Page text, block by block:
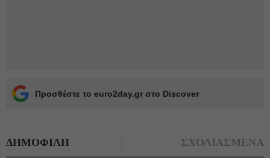
Προσθέστε το euro2day.gr στο Discover
ΔΗΜΟΦΙΛΗ ΣΧΟΛΙΑΣΜΕΝΑ